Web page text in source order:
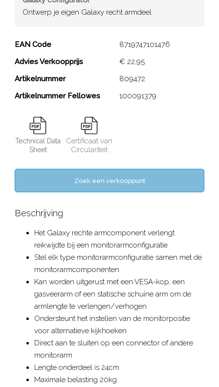
Ontwerp je eigen Galaxy recht armdeel
Galaxy recht armdeel
Close
EAN Code
8719747101476
Advies Verkoopprijs
€ 22,95
Artikelnummer
809472
Artikelnummer Fellowes
100091379
Technical Data
Sheet
Certificaat van
Circulariteit
Zoek een verkooppunt
Beschrijving
Het Galaxy rechte armcomponent verlengt
reikwijdte bij een monitorarmconfiguratie
Stel elk type monitorarmconfiguratie samen met de
monitorarmcomponenten
Kan worden uitgerust met een VESA-kop, een
gasveerarm of een statische schuine arm om de
armlengte te verlengen/verhogen
Ondersteunt het instellen van de monitorpositie
voor alternatieve kijkhoeken
Direct aan te sluiten op een connector of andere
monitorarm
Lengte onderdeel is 24cm
Maximale belasting 20kg